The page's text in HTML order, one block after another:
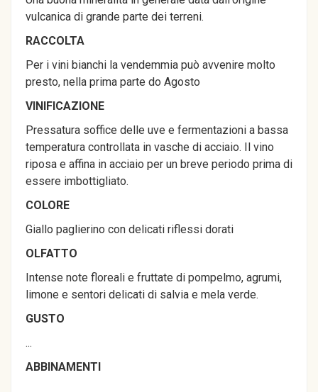
vulcanica di grande parte dei terreni.
RACCOLTA
Per i vini bianchi la vendemmia può avvenire molto
presto, nella prima parte do Agosto
VINIFICAZIONE
Pressatura soffice delle uve e fermentazioni a bassa
temperatura controllata in vasche di acciaio. Il vino
riposa e affina in acciaio per un breve periodo prima di
essere imbottigliato.
COLORE
Giallo paglierino con delicati riflessi dorati
OLFATTO
Intense note floreali e fruttate di pompelmo, agrumi,
limone e sentori delicati di salvia e mela verde.
GUSTO
...
ABBINAMENTI